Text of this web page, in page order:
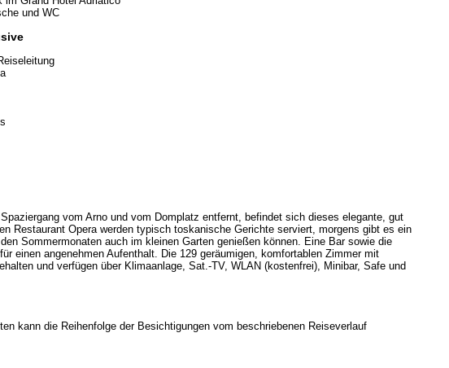
und WC
vom Arno und vom Domplatz entfernt, befindet sich dieses elegante, gut
Restaurant Opera werden typisch toskanische Gerichte serviert, morgens gibt es ein
Sommermonaten auch im kleinen Garten genießen können. Eine Bar sowie die
einen angenehmen Aufenthalt. Die 129 geräumigen, komfortablen Zimmer mit
und verfügen über Klimaanlage, Sat.-TV, WLAN (kostenfrei), Minibar, Safe und
kann die Reihenfolge der Besichtigungen vom beschriebenen Reiseverlauf